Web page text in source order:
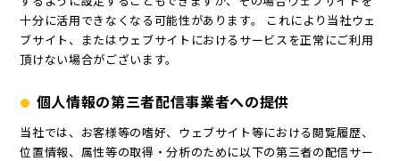
十分に活用できなくなる可能性があります。 これにより当社ウェ
ブサイト、またはウェブサイトにおけるサービスを正常にご利用
頂けない場合がございます。
個人情報の第三者配信事業者への提供
当社では、お客様等の嗜好、ウェブサイト等における閲覧履歴、
位置情報、属性等の取得・分析のために以下の第三者の配信サー